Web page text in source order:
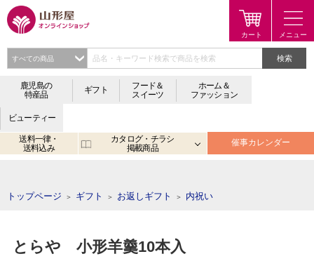
検索
鹿児島の
特産品
ギフト
フード＆
スイーツ
ホーム＆
ファッション
ビューティー
送料一律・
送料込み
カタログ・チラシ
掲載商品
催事カレンダー
トップページ ＞ ギフト ＞ お返しギフト ＞ 内祝い
とらや 小形羊羹10本入